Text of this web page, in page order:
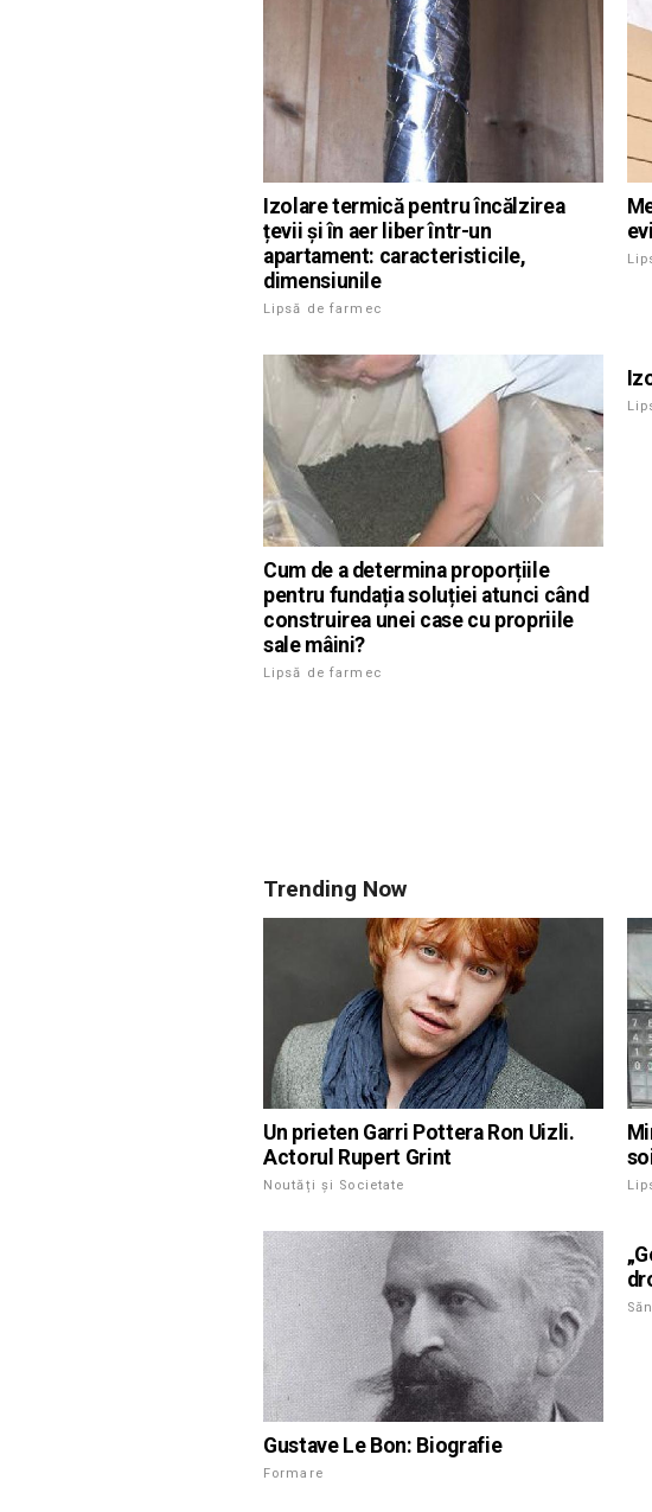
Izolare termică pentru încălzirea
țevii și în aer liber într-un
apartament: caracteristicile,
dimensiunile
Lipsă de farmec
Cum de a determina proporțiile
pentru fundația soluției atunci când
construirea unei case cu propriile
sale mâini?
Lipsă de farmec
Trending Now
Un prieten Garri Pottera Ron Uizli.
Actorul Rupert Grint
Noutăți și Societate
Gustave Le Bon: Biografie
Formare